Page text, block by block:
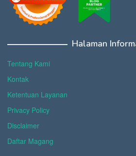
Halaman
Tentang Kami
Kontak
Ketentuan Layanan
Privacy Policy
Disclaimer
Daftar Magang